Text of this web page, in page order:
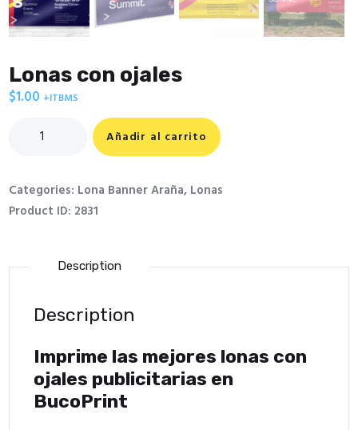
Lonas con ojales
$1.00 +ITBMS
quantity
Añadir al carrito
Categories: Lona Banner Araña, Lonas
Product ID: 2831
Description
Description
Imprime las mejores lonas con
ojales publicitarias en
BucoPrint